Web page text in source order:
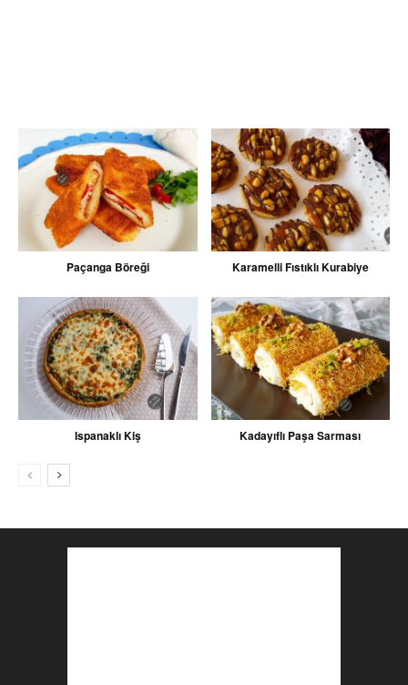
Paçanga Böreği Karamelli Fıstıklı Kurabiye
Ispanaklı Kiş Kadayıflı Paşa Sarması